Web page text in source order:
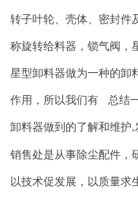
转子叶轮、壳体、密封件
称旋转给料器，锁气阀，
星型卸料器做为一种的卸
作用，所以我们有 总结
卸料器做到的了解和维护,
销售处是从事除尘配件，
以技术促发展，以质量